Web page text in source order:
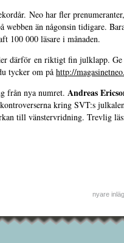
Neo har fler
webben än någonsin tidigare.
100 000 läsare i månaden.
därför en riktigt fin julklapp.
tycker om på http://
från nya numret. Andreas
kring SVT:s
till vänstervridning. Trevlig
nyare